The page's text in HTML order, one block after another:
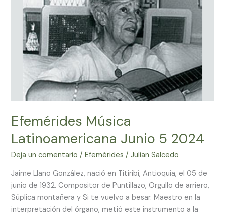
Efemérides Música
Latinoamericana Junio 5 2024
Deja un comentario /Efemérides /Julian Salcedo
Jaime Llano González, nació en Titiribí, Antioquia, el 05 de
junio de 1932. Compositor de Puntillazo, Orgullo de arriero,
Súplica montañera y Si te vuelvo a besar. Maestro en la
interpretación del órgano, metió este instrumento a la
Latinoamericana
Junio
2024